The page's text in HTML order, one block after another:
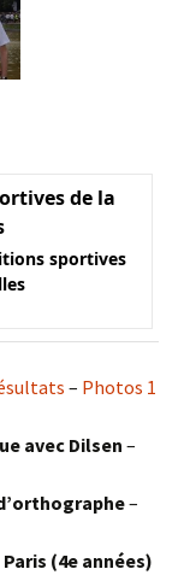
de la
sportives
– Photos 1
avec Dilsen –
–
(4e années)